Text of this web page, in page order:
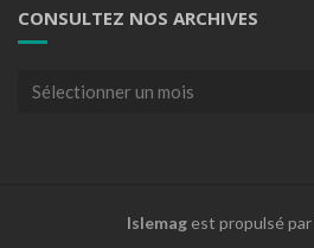
CONSULTEZ NOS ARCHIVES
Consultez
Islemagest propulsé par